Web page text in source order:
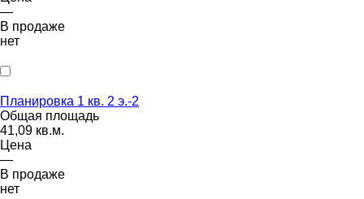
—
В продаже
нет
Планировка 1 кв. 2 э.-2
Общая площадь
41,09 кв.м.
Цена
—
В продаже
нет